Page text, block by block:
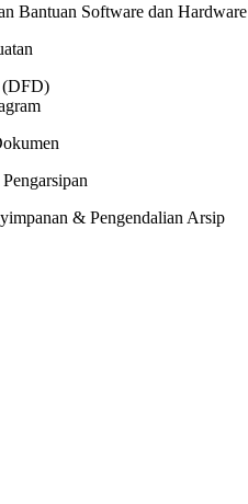
Bantuan Software dan Hardware
(DFD)
& Pengendalian Arsip